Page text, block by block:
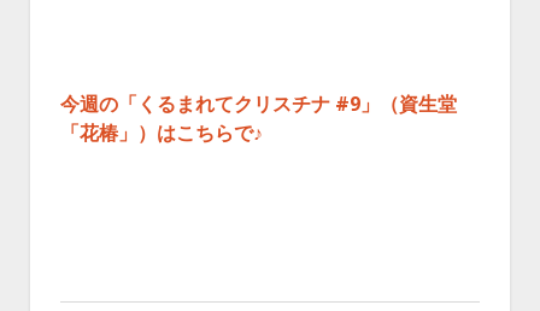
今週の「くるまれてクリスチナ #9」（資生堂
「花椿」）はこちらで♪